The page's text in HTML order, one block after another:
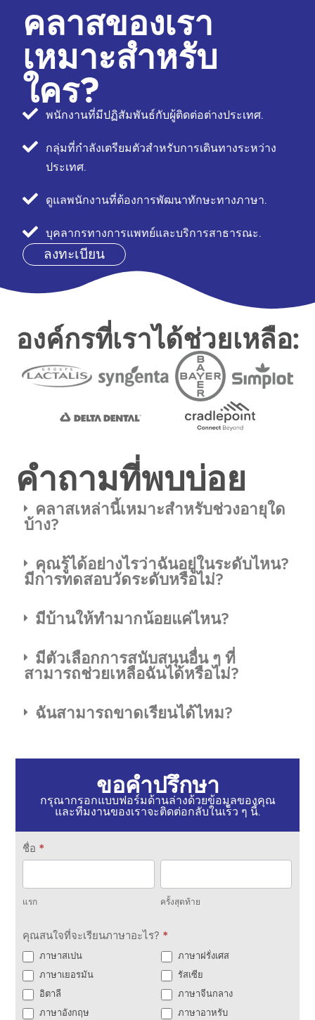
คลาสของเรา
เหมาะสำหรับ
ใคร?
พนักงานที่มีปฏิสัมพันธ์กับผู้ติดต่อต่างประเทศ.
กลุ่มที่กำลังเตรียมตัวสำหรับการเดินทางระหว่าง
ประเทศ.
ดูแลพนักงานที่ต้องการพัฒนาทักษะทางภาษา.
บุคลากรทางการแพทย์และบริการสาธารณะ.
ลงทะเบียน
องค์กรที่เราได้ช่วยเหลือ:
คำถามที่พบบ่อย
คลาสเหล่านี้เหมาะสำหรับช่วงอายุใด
บ้าง?
คุณรู้ได้อย่างไรว่าฉันอยู่ในระดับไหน?
มีการทดสอบวัดระดับหรือไม่?
มีบ้านให้ทำมากน้อยแค่ไหน?
มีตัวเลือกการสนับสนุนอื่น ๆ ที่
สามารถช่วยเหลือฉันได้หรือไม่?
ฉันสามารถขาดเรียนได้ไหม?
ขอคำปรึกษา
กรุณากรอกแบบฟอร์มด้านล่างด้วยข้อมูลของคุณ
และทีมงานของเราจะติดต่อกลับในเร็ว ๆ นี้.
ติดต่อ
เรา
ชื่อ *
แรก
สุดท้าย
ครั้งสุดท้าย
คุณสนใจที่จะเรียนภาษาอะไร? *
ภาษาสเปน
ภาษาฝรั่งเศส
ภาษาเยอรมัน
รัสเซีย
อิตาลี
ภาษาจีนกลาง
ภาษาอังกฤษ
ภาษาอาหรับ